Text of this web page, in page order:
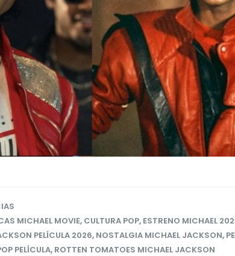
MICHAEL MOVIE, CULTURA POP, ESTRENO MICHAEL
PELÍCULA 2026, NOSTALGIA MICHAEL JACKSON,
PELÍCULA, ROTTEN TOMATOES MICHAEL JACKSON